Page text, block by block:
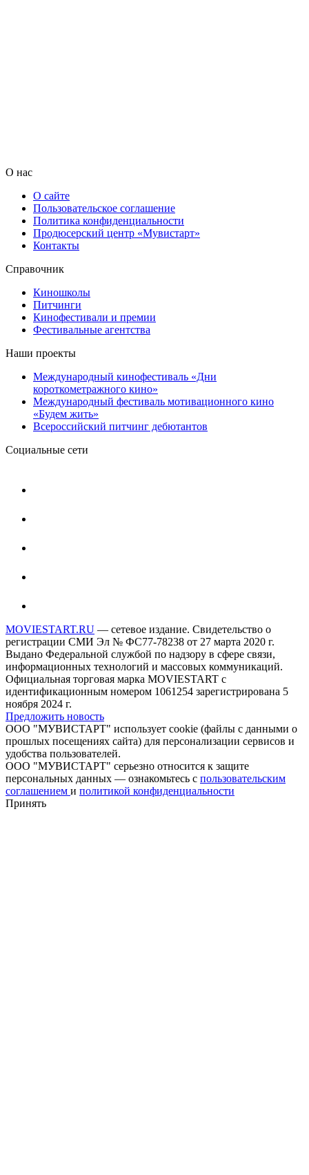
О нас
О сайте
Пользовательское соглашение
Политика конфиденциальности
Продюсерский центр «Мувистарт»
Контакты
Справочник
Киношколы
Питчинги
Кинофестивали и премии
Фестивальные агентства
Наши проекты
Международный кинофестиваль «Дни
короткометражного кино»
Международный фестиваль мотивационного кино
«Будем жить»
Всероссийский питчинг дебютантов
Социальные сети
MOVIESTART.RU — сетевое издание. Свидетельство о
регистрации СМИ Эл № ФС77-78238 от 27 марта 2020 г.
Выдано Федеральной службой по надзору в сфере связи,
информационных технологий и массовых коммуникаций.
Официальная торговая марка MOVIESTART с
идентификационным номером 1061254 зарегистрирована 5
ноября 2024 г.
Предложить новость
ООО "МУВИСТАРТ" использует cookie (файлы с данными о
прошлых посещениях сайта) для персонализации сервисов и
удобства пользователей.
ООО "МУВИСТАРТ" серьезно относится к защите
персональных данных — ознакомьтесь с пользовательским
соглашением и политикой конфиденциальности
Принять